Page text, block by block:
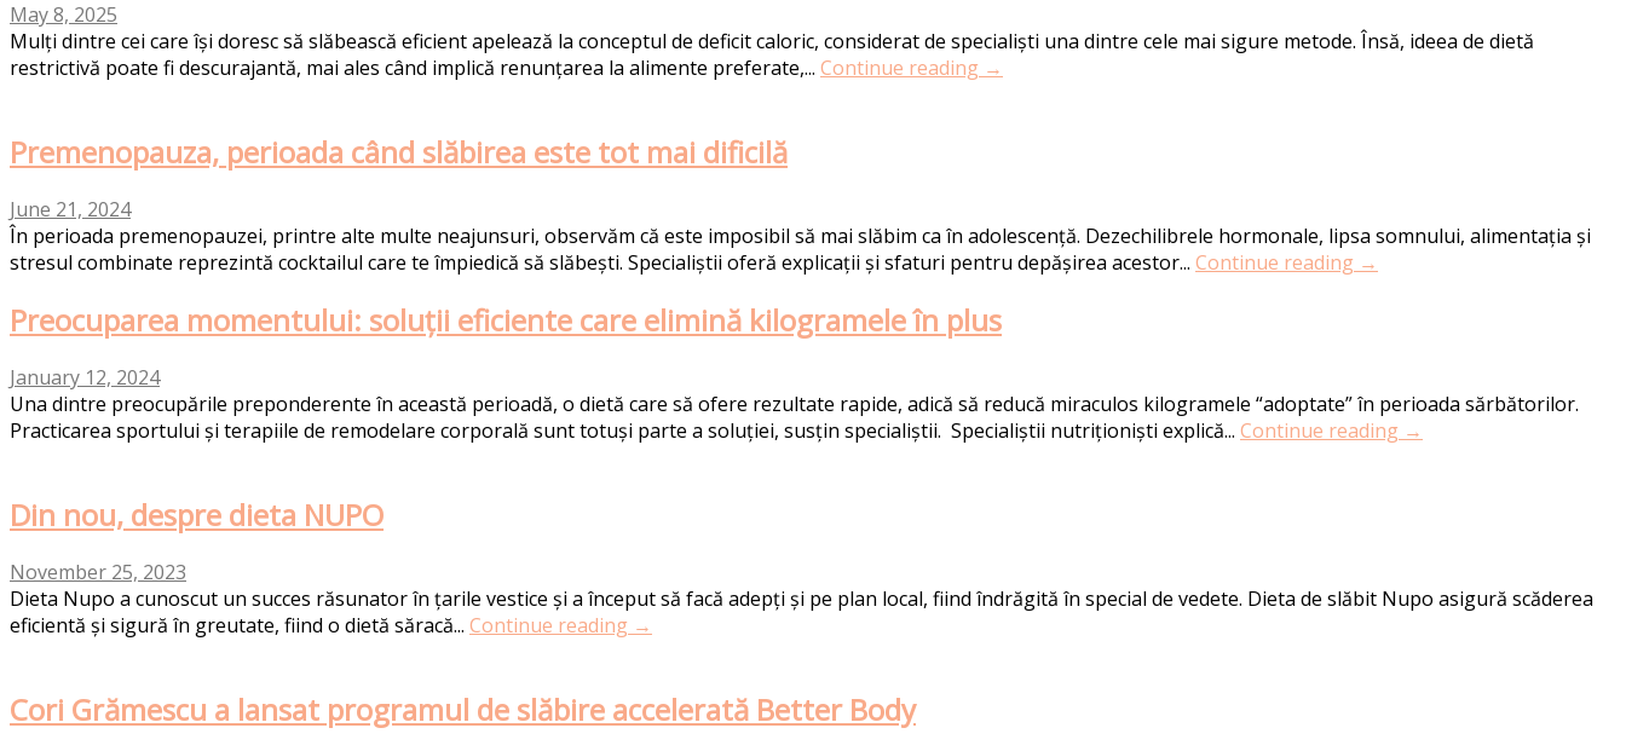
May 8, 2025
Mulți dintre cei care își doresc să slăbească eficient apelează la conceptul de deficit caloric, considerat de specialiști una dintre cele mai sigure metode. Însă, ideea de dietă
restrictivă poate fi descurajantă, mai ales când implică renunțarea la alimente preferate,... Continue reading →
Premenopauza, perioada când slăbirea este tot mai dificilă
June 21, 2024
În perioada premenopauzei, printre alte multe neajunsuri, observăm că este imposibil să mai slăbim ca în adolescență. Dezechilibrele hormonale, lipsa somnului, alimentația și
stresul combinate reprezintă cocktailul care te împiedică să slăbești. Specialiștii oferă explicații și sfaturi pentru depășirea acestor... Continue reading →
Preocuparea momentului: soluții eficiente care elimină kilogramele în plus
January 12, 2024
Una dintre preocupările preponderente în această perioadă, o dietă care să ofere rezultate rapide, adică să reducă miraculos kilogramele “adoptate” în perioada sărbătorilor.
Practicarea sportului și terapiile de remodelare corporală sunt totuși parte a soluției, susțin specialiștii. Specialiștii nutriționiști explică... Continue reading →
Din nou, despre dieta NUPO
November 25, 2023
Dieta Nupo a cunoscut un succes răsunator în țarile vestice și a început să facă adepți și pe plan local, fiind îndrăgită în special de vedete. Dieta de slăbit Nupo asigură scăderea
eficientă și sigură în greutate, fiind o dietă săracă... Continue reading →
Cori Grămescu a lansat programul de slăbire accelerată Better Body